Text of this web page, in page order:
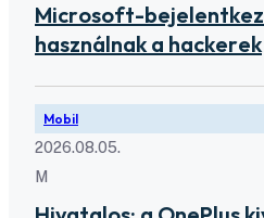
Microsoft-
használnak a hackerek
Mobil
2026.08.05.
M